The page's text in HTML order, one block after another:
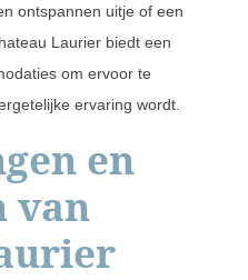
ontspannen uitje of een
Laurier biedt een
om ervoor te
ervaring wordt.
en
van